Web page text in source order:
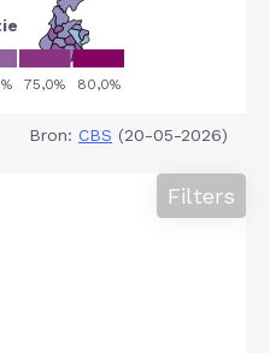
Bron: CBS (20-05-2026)
Filters